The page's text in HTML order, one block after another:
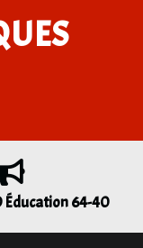
Éducation 64-40